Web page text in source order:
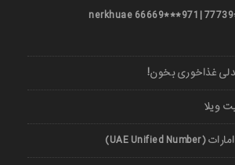
501036018 | 971***77739 | 971***66669 nerkhuae
غذاخوری بخون!
ویلا